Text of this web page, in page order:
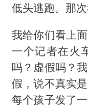
低头逃跑。那
我给你们看上
一个记者在火
吗？虚假吗？
假，说不真实
每个孩子发了